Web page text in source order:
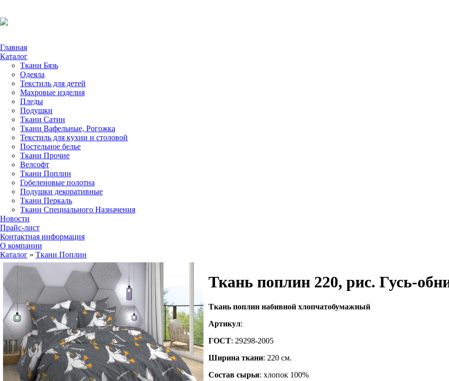
Главная
Каталог
Ткани Бязь
Одеяла
Текстиль для детей
Махровые изделия
Пледы
Подушки
Ткани Сатин
Ткани Вафельные, Рогожка
Текстиль для кухни и столовой
Постельное белье
Ткани Прочие
Велсофт
Ткани Поплин
Гобеленовые полотна
Подушки декоративные
Ткани Перкаль
Ткани Специального Назначения
Новости
Прайс-лист
Контактная информация
О компании
Каталог » Ткани Поплин
Ткань поплин 220, рис. Гусь-
Ткань поплин набивной хлопчатобумажный
Артикул:
ГОСТ: 29298-2005
Ширина ткани: 220 см.
Состав сырья: хлопок 100%